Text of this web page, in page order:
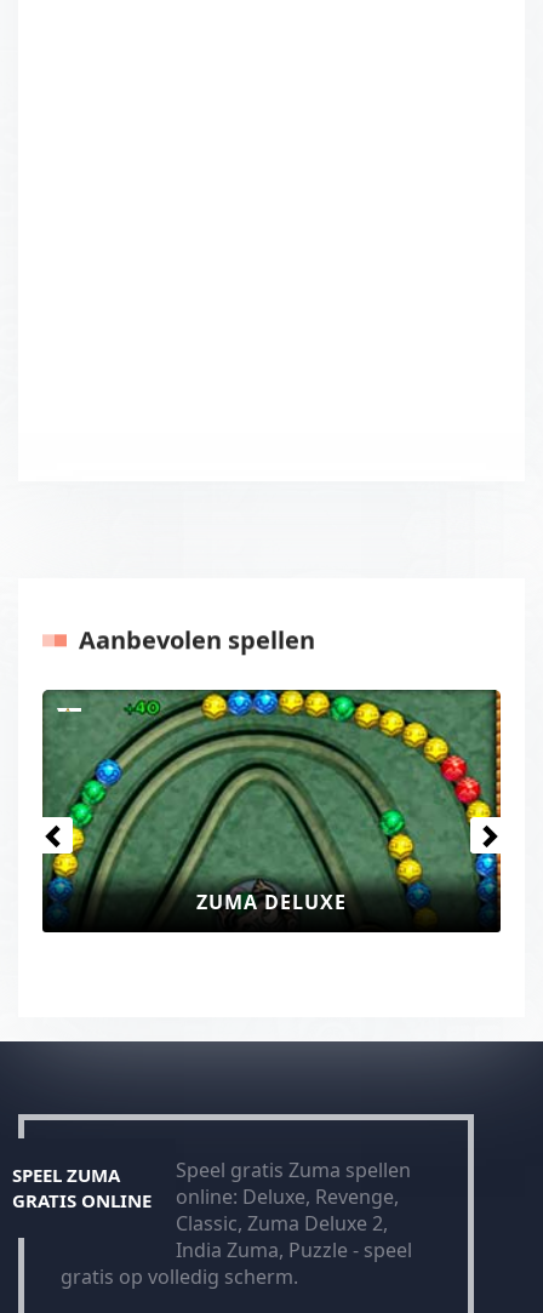
Aanbevolen spellen
ZUMA DELUXE
Vorige
SPEEL ZUMA
GRATIS ONLINE
Speel gratis Zuma spellen
online: Deluxe, Revenge,
Classic, Zuma Deluxe 2,
India Zuma, Puzzle - speel
gratis op volledig scherm.